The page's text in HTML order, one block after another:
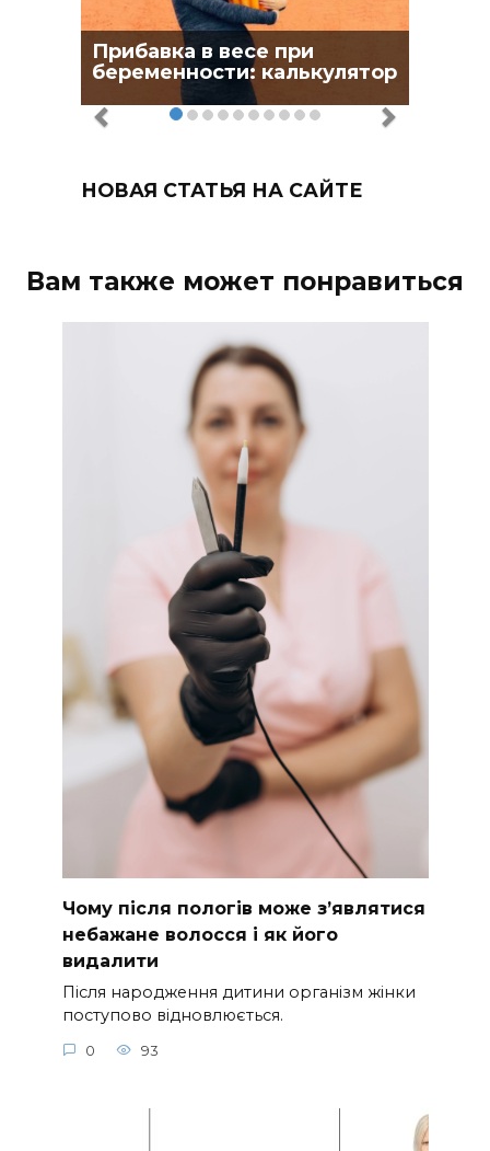
Прибавка в весе при
беременности: калькулятор
НОВАЯ СТАТЬЯ НА САЙТЕ
Вам также может понравиться
Чому після пологів може з’являтися
небажане волосся і як його
видалити
Після народження дитини організм жінки
поступово відновлюється.
0 93